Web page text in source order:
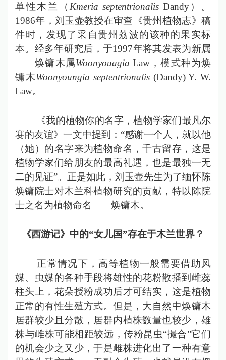
单性木兰（ Kmeria septentrionalis Dandy）。
1986年，刘玉壶教授在审查《贵州植物志》稿
件时，发现了采自贵州荔波的该种的果实标
本。经多年研究后，于1997年将其发表为新属
——焕镛木属Woonyouagia Law，模式种为焕
镛木Woonyoungia septentrionalis (Dandy) Y. W.
Law。
《我的植物你的名字，植物学家们最凡尔
赛的友谊》一文中提到：“感谢一个人，就以他
（她）的名字来为植物命名，千古留存，这是
植物学家们给朋友的最高礼遇，也是最独一无
二的见证”。正是如此，刘玉壶先生为了缅怀陈
焕镛院士对木兰科植物研究的贡献，特以陈院
士之名为植物命名——焕镛木。
《西游记》中的“女儿国”存在于木兰世界？
正常情况下，高等植物一般需要借助风
媒、虫媒的各种手段将雄性的花粉散播到雌蕊
柱头上，花朵授粉成功后才可结实，这是植物
正常的有性生殖方式。但是，大自然中焕镛木
居群较少且分散，居群内植株数量也较少，雄
株与雌株可能相距较远，传粉昆虫“撮合”它们
的机会少之又少，于是雌株进化出了一种有意